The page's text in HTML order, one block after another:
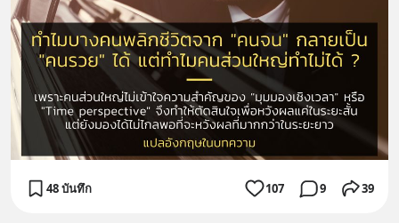
48 บันทึก 107 9 39